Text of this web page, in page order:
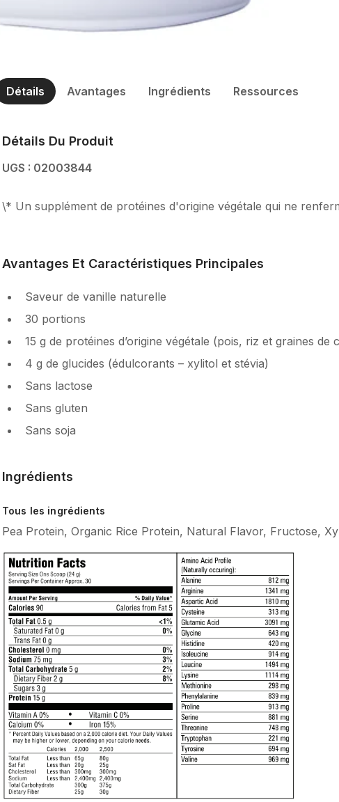
Détails Avantages Ingrédients Ressources
Détails Du Produit
UGS : 02003844
\* Un supplément de protéines d'origine végétale qui ne
Avantages Et Caractéristiques Principales
Saveur de vanille naturelle
30 portions
15 g de protéines d’origine végétale (pois, riz et graines de
4 g de glucides (édulcorants – xylitol et stévia)
Sans lactose
Sans gluten
Sans soja
Ingrédients
Tous les ingrédients
Pea Protein, Organic Rice Protein, Natural Flavor, Fructose,